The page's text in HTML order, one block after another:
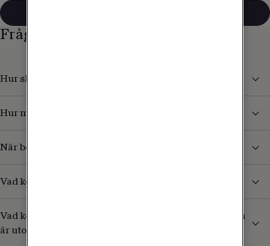
Frågor och svar
Hur skyddar jag mig från höga kostnader i utlandet?
Hur mycket kan jag surfa utomlands?
När börjar jag betala för surf och samtal i utlandet?
Vad kostar det att ta emot sms/mms från Sverige?
Vad kostar det att ringa till en svensk mobil (+46) som
är utomlands?